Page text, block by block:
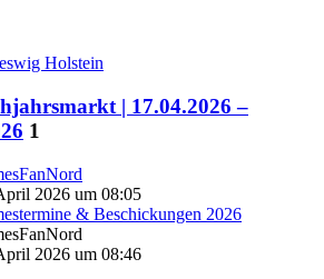
Holstein
| 17.04.2026 –
1
2026 um 08:05
& Beschickungen 2026
2026 um 08:46